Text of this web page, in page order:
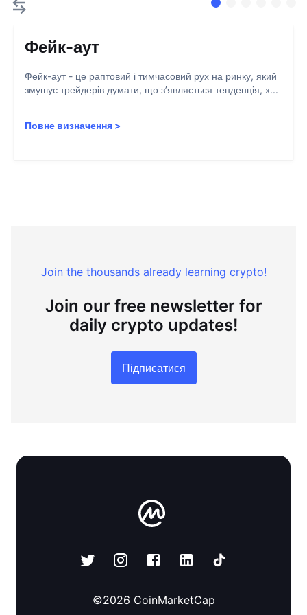
Фейк-аут
Фейк-аут - це раптовий і тимчасовий рух на ринку, який
змушує трейдерів думати, що з’являється тенденція, х...
Повне визначення >
Join the thousands already learning crypto!
Join our free newsletter for
daily crypto updates!
Підписатися
©2026 CoinMarketCap